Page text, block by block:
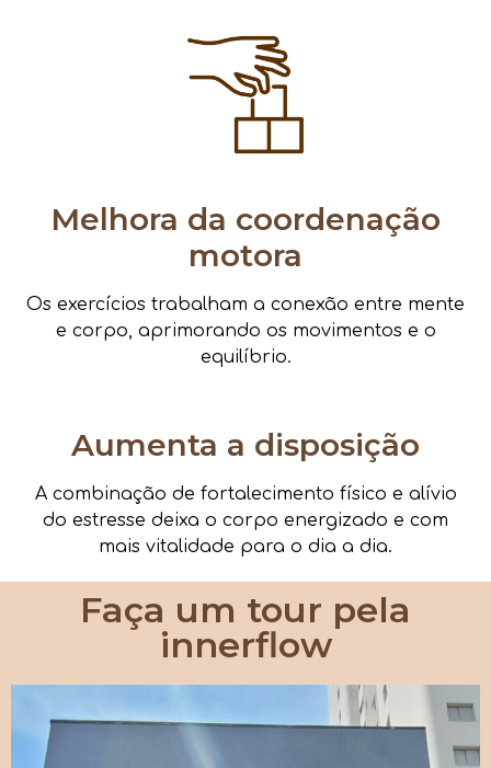
Melhora da coordenação
motora
Os exercícios trabalham a conexão entre mente
e corpo, aprimorando os movimentos e o
equilíbrio.
Aumenta a disposição
A combinação de fortalecimento físico e alívio
do estresse deixa o corpo energizado e com
mais vitalidade para o dia a dia.
Faça um tour pela
innerflow